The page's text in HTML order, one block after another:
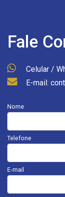
Fale
Celular /
E-mail:
Nome
Telefone
E-mail